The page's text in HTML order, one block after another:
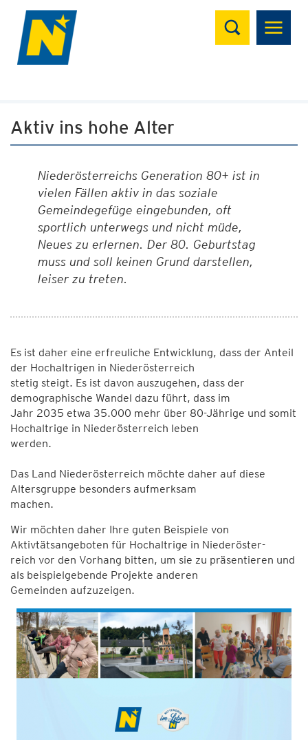
Suchen
Aktiv ins hohe Alter
Niederösterreichs Generation 80+ ist in
vielen Fällen aktiv in das soziale
Gemeindegefüge eingebunden, oft
sportlich unterwegs und nicht müde,
Neues zu erlernen. Der 80. Geburtstag
muss und soll keinen Grund darstellen,
leiser zu treten.
Es ist daher eine erfreuliche Entwicklung, dass der Anteil
der Hochaltrigen in Niederösterreich
stetig steigt. Es ist davon auszugehen, dass der
demographische Wandel dazu führt, dass im
Jahr 2035 etwa 35.000 mehr über 80-Jährige und somit
Hochaltrige in Niederösterreich leben
werden.
Das Land Niederösterreich möchte daher auf diese
Altersgruppe besonders aufmerksam
machen.
Wir möchten daher Ihre guten Beispiele von
Aktivtätsangeboten für Hochaltrige in Niederöster-
reich vor den Vorhang bitten, um sie zu präsentieren und
als beispielgebende Projekte anderen
Gemeinden aufzuzeigen.